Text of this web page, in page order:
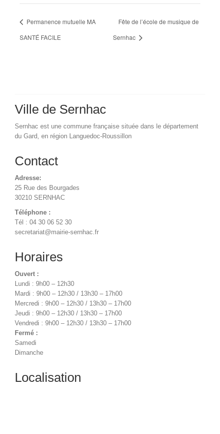
Permanence mutuelle MA
SANTÉ FACILE
Fête de l’école de musique de
Sernhac
Ville de Sernhac
Sernhac est une commune française située dans le département
du Gard, en région Languedoc-Roussillon
Contact
Adresse:
25 Rue des Bourgades
30210 SERNHAC
Téléphone :
Tél : 04 30 06 52 30
secretariat@mairie-sernhac.fr
Horaires
Ouvert :
Lundi : 9h00 – 12h30
Mardi : 9h00 – 12h30 / 13h30 – 17h00
Mercredi : 9h00 – 12h30 / 13h30 – 17h00
Jeudi : 9h00 – 12h30 / 13h30 – 17h00
Vendredi : 9h00 – 12h30 / 13h30 – 17h00
Fermé :
Samedi
Dimanche
Localisation